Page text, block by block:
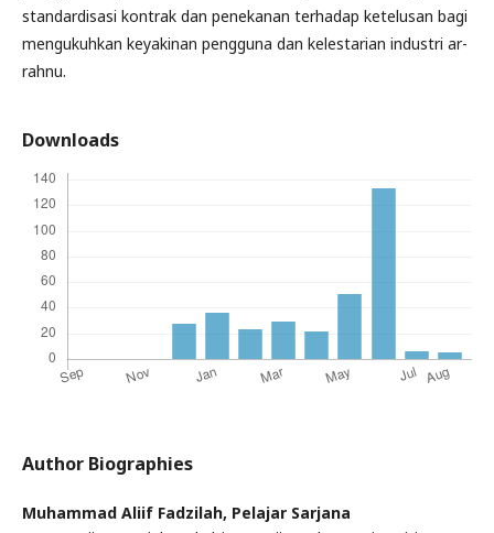
standardisasi kontrak dan penekanan terhadap ketelusan bagi
mengukuhkan keyakinan pengguna dan kelestarian industri ar-
rahnu.
Downloads
Author Biographies
Muhammad Aliif Fadzilah, Pelajar Sarjana